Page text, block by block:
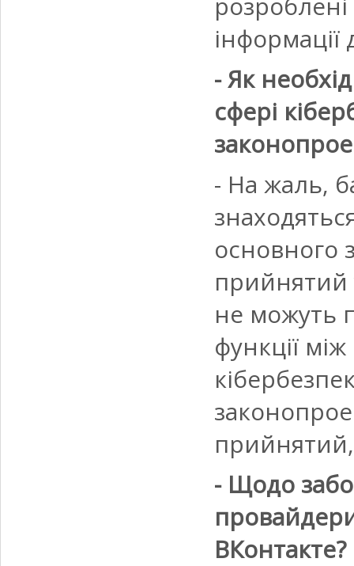
- Як
сфері
- На жаль,
основного
прийнятий
не можуть
функції
- Щодо